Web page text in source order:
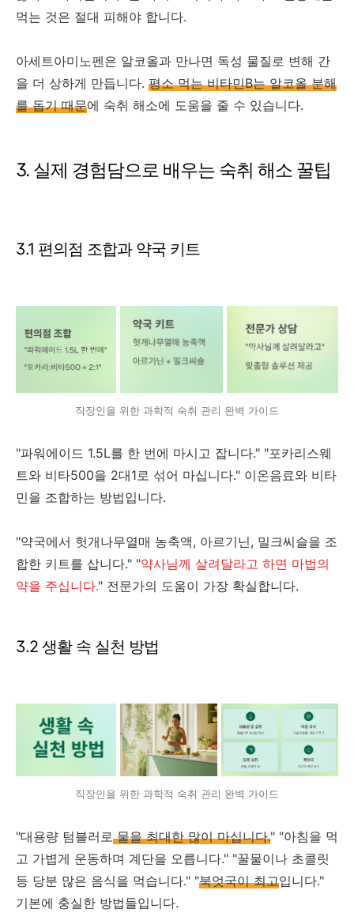
먹는 것은 절대 피해야 합니다.
아세트아미노펜은 알코올과 만나면 독성 물질로 변해 간
을 더 상하게 만듭니다. 평소 먹는 비타민B는 알코올 분해
를 돕기 때문에 숙취 해소에 도움을 줄 수 있습니다.
3. 실제 경험담으로 배우는 숙취 해소 꿀팁
3.1 편의점 조합과 약국 키트
직장인을 위한 과학적 숙취 관리 완벽 가이드
"파워에이드 1.5L를 한 번에 마시고 잡니다." "포카리스웨
트와 비타500을 2대1로 섞어 마십니다." 이온음료와 비타
민을 조합하는 방법입니다.
"약국에서 헛개나무열매 농축액, 아르기닌, 밀크씨슬을 조
합한 키트를 삽니다." "약사님께 살려달라고 하면 마법의
약을 주십니다." 전문가의 도움이 가장 확실합니다.
3.2 생활 속 실천 방법
직장인을 위한 과학적 숙취 관리 완벽 가이드
"대용량 텀블러로물을 최대한 많이 마십니다." "아침을 먹
고 가볍게 운동하며 계단을 오릅니다." "꿀물이나 초콜릿
등 당분 많은 음식을 먹습니다." "북엇국이 최고입니다."
기본에 충실한 방법들입니다.